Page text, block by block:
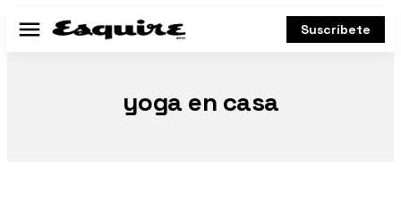
Menú Suscríbete
yoga en casa